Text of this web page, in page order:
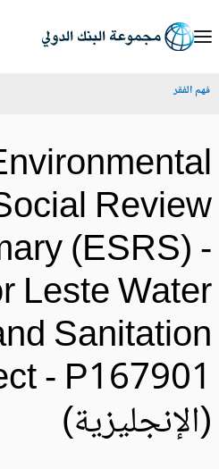
الفقر
(ESRS)
Leste
-